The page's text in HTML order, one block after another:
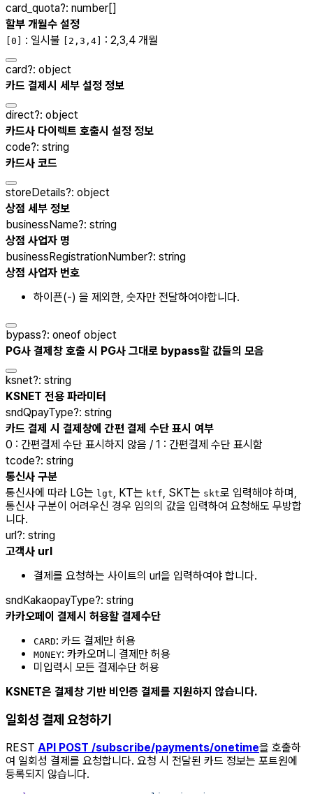
card_quota?: number[]
할부 개월수 설정
[0] : 일시불 [2,3,4] : 2,3,4 개월
card?: object
카드 결제시 세부 설정 정보
direct?: object
카드사 다이렉트 호출시 설정 정보
code?: string
카드사 코드
storeDetails?: object
상점 세부 정보
businessName?: string
상점 사업자 명
businessRegistrationNumber?: string
상점 사업자 번호
하이픈(-) 을 제외한, 숫자만 전달하여야합니다.
bypass?: oneof object
PG사 결제창 호출 시 PG사 그대로 bypass할 값들의 모음
ksnet?: string
KSNET 전용 파라미터
sndQpayType?: string
카드 결제 시 결제창에 간편 결제 수단 표시 여부
0 : 간편결제 수단 표시하지 않음 / 1 : 간편결제 수단 표시함
tcode?: string
통신사 구분
통신사에 따라 LG는 lgt, KT는 ktf, SKT는 skt로 입력해야 하며,
통신사 구분이 어려우신 경우 임의의 값을 입력하여 요청해도 무방합
니다.
url?: string
고객사 url
결제를 요청하는 사이트의 url을 입력하여야 합니다.
sndKakaopayType?: string
카카오페이 결제시 허용할 결제수단
CARD: 카드 결제만 허용
MONEY: 카카오머니 결제만 허용
미입력시 모든 결제수단 허용
KSNET은 결제창 기반 비인증 결제를 지원하지 않습니다.
일회성 결제 요청하기
REST API POST /subscribe/payments/onetime을 호출하
여 일회성 결제를 요청합니다. 요청 시 전달된 카드 정보는 포트원에
등록되지 않습니다.